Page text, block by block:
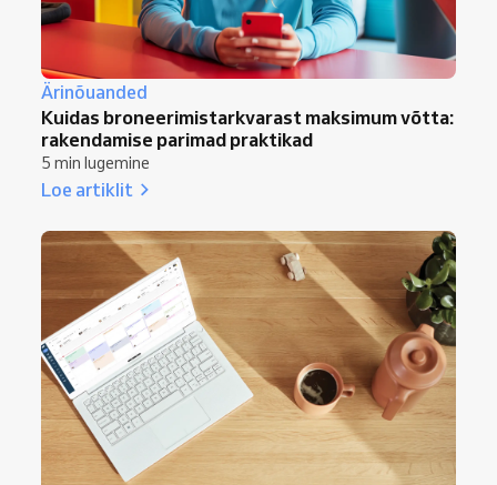
Ärinõuanded
Kuidas broneerimistarkvarast maksimum võtta:
rakendamise parimad praktikad
5 min lugemine
Loe artiklit